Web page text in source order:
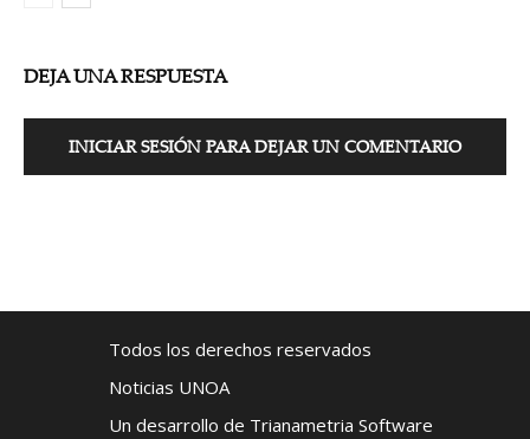
DEJA UNA RESPUESTA
INICIAR SESIÓN PARA DEJAR UN COMENTARIO
Todos los derechos reservados
Noticias UNOA
Un desarrollo de Trianametria Software